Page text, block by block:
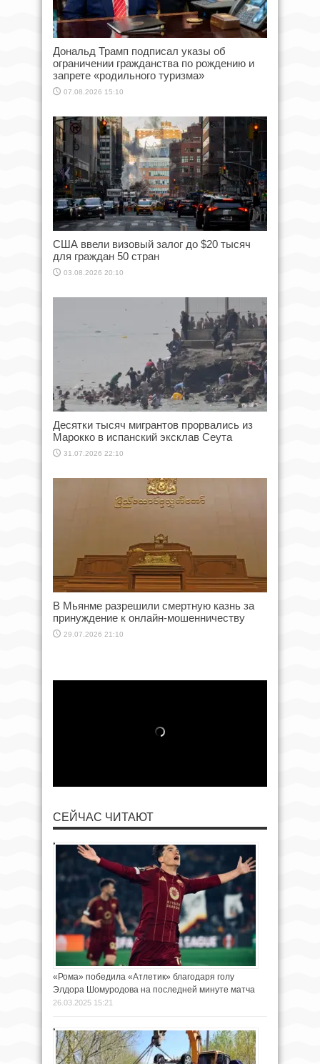
Дональд Трамп подписал указы об
ограничении гражданства по рождению и
запрете «родильного туризма»
07.08.2026 15:10
США ввели визовый залог до $20 тысяч
для граждан 50 стран
03.08.2026 20:10
Десятки тысяч мигрантов прорвались из
Марокко в испанский эксклав Сеута
31.07.2026 22:10
В Мьянме разрешили смертную казнь за
принуждение к онлайн-мошенничеству
29.07.2026 21:10
СЕЙЧАС ЧИТАЮТ
«Рома» победила «Атлетик» благодаря голу
Элдора Шомуродова на последней минуте матча
26.03.2025 15:21